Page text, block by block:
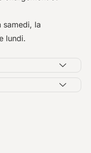
samedi, la
lundi.